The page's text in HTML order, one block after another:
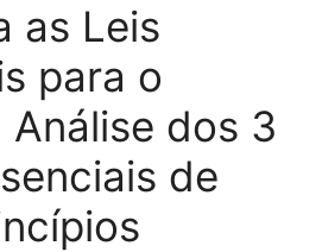
as Leis
para o
Análise dos 3
de